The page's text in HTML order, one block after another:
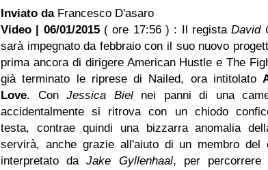
Inviato da Francesco D'asaro
Video | 06/01/2015 ( ore 17:56 ) : Il registaDavid
sarà impegnato da febbraio con il suo nuovo
prima ancora di dirigere American Hustle e The
già terminato le riprese di Nailed, ora intitolato
Love. ConJessica Bielnei panni di una
accidentalmente si ritrova con un chiodo
testa, contrae quindi una bizzarra anomalia
servirà, anche grazie all'aiuto di un membro del
interpretato daJake Gyllenhaal, per percorrere